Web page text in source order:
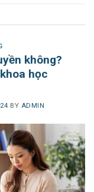
không?
học
BY ADMIN